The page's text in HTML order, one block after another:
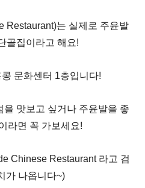
Restaurant)는 실제로 주윤발
골집이라고 해요!
문화센터 1층입니다!
맛보고 싶거나 주윤발을 좋
라면 꼭 가보세요!
Chinese Restaurant 라고 검
가 나옵니다~)